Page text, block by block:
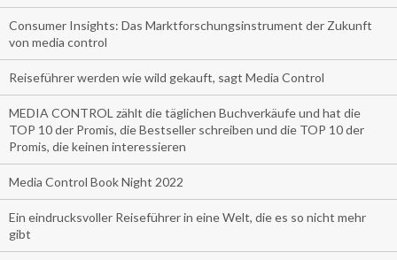
Consumer Insights: Das Marktforschungsinstrument der Zukunft
von media control
Reiseführer werden wie wild gekauft, sagt Media Control
MEDIA CONTROL zählt die täglichen Buchverkäufe und hat die
TOP 10 der Promis, die Bestseller schreiben und die TOP 10 der
Promis, die keinen interessieren
Media Control Book Night 2022
Ein eindrucksvoller Reiseführer in eine Welt, die es so nicht mehr
gibt